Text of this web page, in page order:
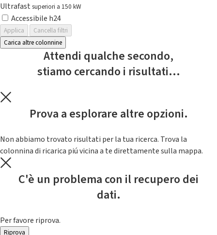
Ultrafast superiori a 150 kW
Accessibile h24
Applica
Cancella filtri
Carica altre colonnine
Attendi qualche secondo,
stiamo cercando i risultati...
Prova a esplorare altre opzioni.
Non abbiamo trovato risultati per la tua ricerca. Trova la
colonnina di ricarica piú vicina a te direttamente sulla mappa.
C'è un problema con il recupero dei
dati.
Per favore riprova.
Riprova